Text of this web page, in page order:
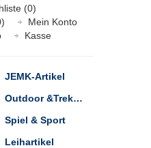
(0)
Mein Konto
Kasse
JEMK-Artikel
Outdoor &Trekking
Spiel & Sport
Leihartikel